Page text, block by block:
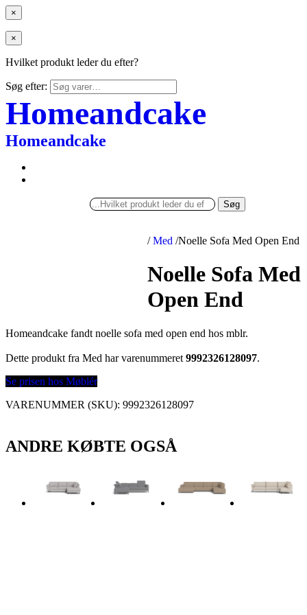
×
×
Hvilket produkt leder du efter?
Søg efter:
Homeandcake
Homeandcake
Søg
/ Med /Noelle Sofa Med Open End
Noelle Sofa Med
Open End
Homeandcake fandt noelle sofa med open end hos mblr.
Dette produkt fra Med har varenummeret 9992326128097.
Se prisen hos Møblér
VARENUMMER (SKU): 9992326128097
ANDRE KØBTE OGSÅ